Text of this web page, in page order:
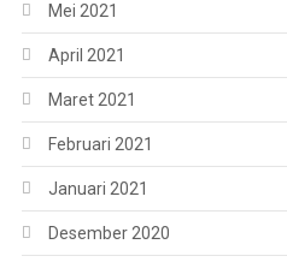
Mei 2021
April 2021
Maret 2021
Februari 2021
Januari 2021
Desember 2020